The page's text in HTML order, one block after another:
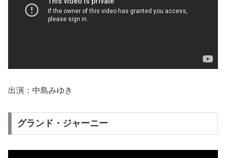
出演：中島みゆき
グランド・ジャーニー